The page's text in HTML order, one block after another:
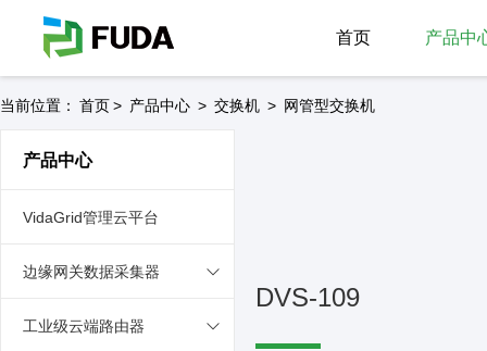
首页 产品中
当前位置： 首页> 产品中心 > 交换机 > 网管型交换机
产品中心
VidaGrid管理云平台
边缘网关数据采集器
工业级云端路由器
DVS-109